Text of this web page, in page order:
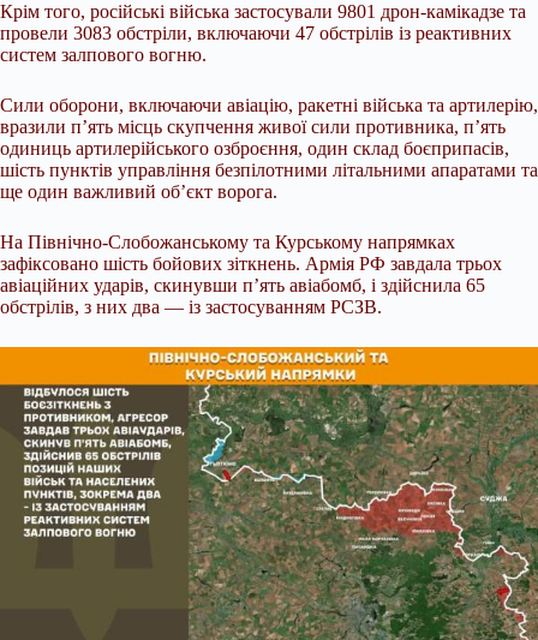
Крім того, російські війська застосували 9801 дрон-камікадзе та
провели 3083 обстріли, включаючи 47 обстрілів із реактивних
систем залпового вогню.
Сили оборони, включаючи авіацію, ракетні війська та артилерію,
вразили п’ять місць скупчення живої сили противника, п’ять
одиниць артилерійського озброєння, один склад боєприпасів,
шість пунктів управління безпілотними літальними апаратами та
ще один важливий об’єкт ворога.
На Північно-Слобожанському та Курському напрямках
зафіксовано шість бойових зіткнень. Армія РФ завдала трьох
авіаційних ударів, скинувши п’ять авіабомб, і здійснила 65
обстрілів, з них два — із застосуванням РСЗВ.